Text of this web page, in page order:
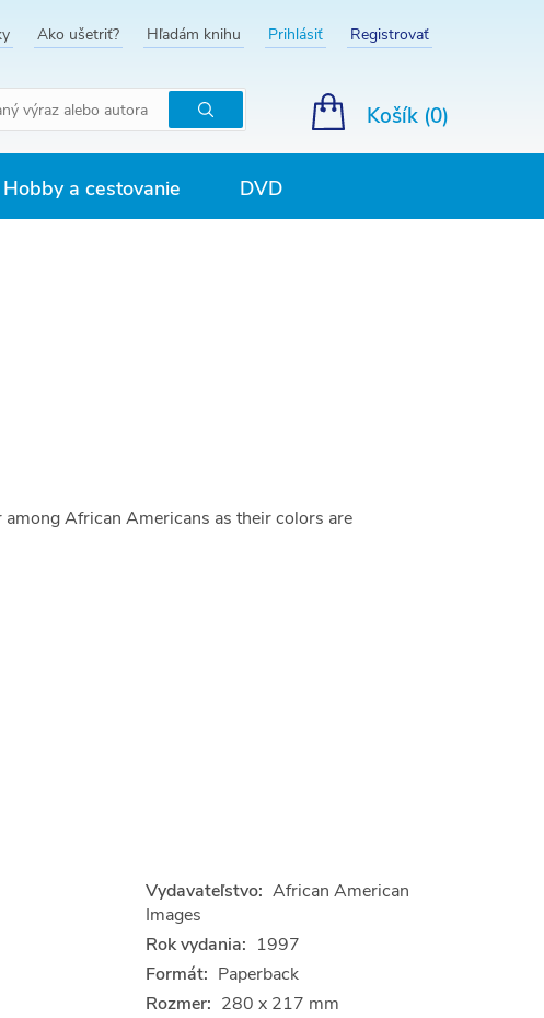
Ako ušetriť? Hľadám knihu Prihlásiť Registrovať
Hľadať
Košík (0)
Hobby a cestovanie DVD
African Americans as their colors are
Vydavateľstvo: African American
Images
Rok vydania: 1997
Formát: Paperback
Rozmer: 280 x 217 mm